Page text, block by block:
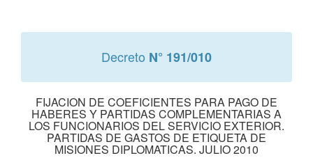
Decreto N° 191/010
FIJACION DE COEFICIENTES PARA PAGO DE
HABERES Y PARTIDAS COMPLEMENTARIAS A
LOS FUNCIONARIOS DEL SERVICIO EXTERIOR.
PARTIDAS DE GASTOS DE ETIQUETA DE
MISIONES DIPLOMATICAS. JULIO 2010